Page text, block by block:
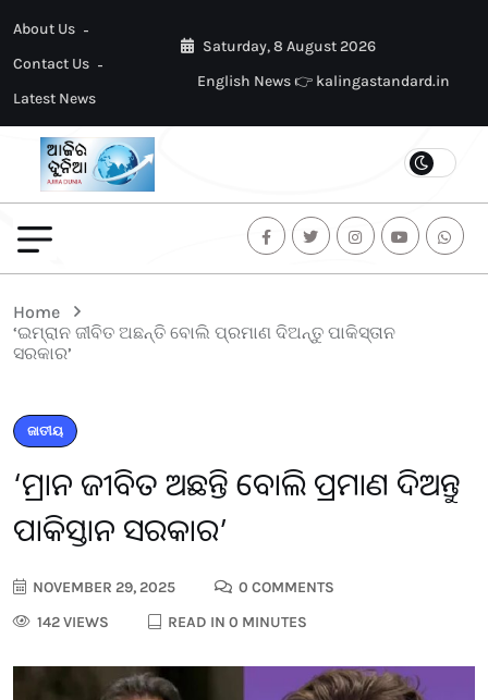
About Us
Contact Us
Latest News
Saturday, 8 August 2026
English News 👉 kalingastandard.in
Home
‘ଇମ୍ରାନ ଜୀବିତ ଅଛନ୍ତି ବୋଲି ପ୍ରମାଣ ଦିଅନ୍ତୁ ପାକିସ୍ତାନ
ସରକାର’
ଜାତୀୟ
‘ଇମ୍ରାନ ଜୀବିତ ଅଛନ୍ତି ବୋଲି ପ୍ରମାଣ ଦିଅନ୍ତୁ
ପାକିସ୍ତାନ ସରକାର’
NOVEMBER 29, 2025
0 COMMENTS
142 VIEWS
READ IN 0 MINUTES